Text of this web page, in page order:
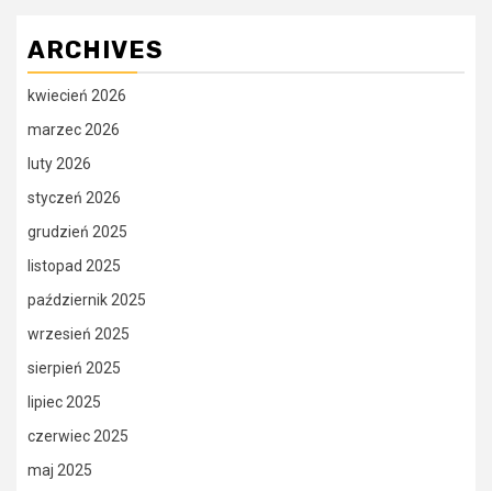
ARCHIVES
kwiecień 2026
marzec 2026
luty 2026
styczeń 2026
grudzień 2025
listopad 2025
październik 2025
wrzesień 2025
sierpień 2025
lipiec 2025
czerwiec 2025
maj 2025